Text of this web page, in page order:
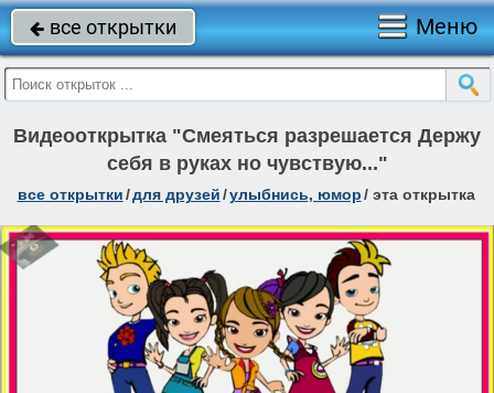
 все открытки Меню
Видеооткрытка "Смеяться разрешается Держу
себя в руках но чувствую..."
все открытки/для друзей/улыбнись, юмор/ эта открытка